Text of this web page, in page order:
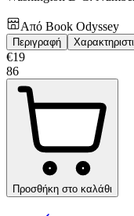
Από Book Odyssey
Περιγραφή
€19
86
Προσθήκη στο καλάθι